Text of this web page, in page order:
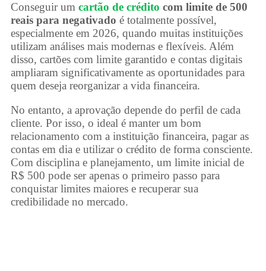
Conseguir um cartão de crédito com limite de 500
reais para negativado é totalmente possível,
especialmente em 2026, quando muitas instituições
utilizam análises mais modernas e flexíveis. Além
disso, cartões com limite garantido e contas digitais
ampliaram significativamente as oportunidades para
quem deseja reorganizar a vida financeira.
No entanto, a aprovação depende do perfil de cada
cliente. Por isso, o ideal é manter um bom
relacionamento com a instituição financeira, pagar as
contas em dia e utilizar o crédito de forma consciente.
Com disciplina e planejamento, um limite inicial de
R$ 500 pode ser apenas o primeiro passo para
conquistar limites maiores e recuperar sua
credibilidade no mercado.